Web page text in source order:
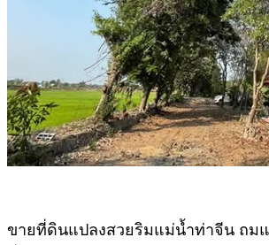
ขายที่ดินแปลงสวยริมแม่น้ำท่าจีน ถม